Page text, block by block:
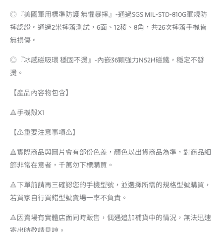
◎『美國軍用標準防護 無懼暴摔』-通過SGS MIL-STD-810G軍規防
摔認證。通過2米摔落測試，6面、12稜、8角，共26次摔落手機皆
無損傷。
◎『冰感磁吸環 穩固不燙』-內嵌36顆強力N52H磁鐵，穩定不發
燙。
【產品內容物包含】
🔺手機殼X1
【⚠️重要注意事項⚠️】
🔺實際商品與圖片會有部份色差，顏色以出貨商品為準，對商品細
節非常在意者，千萬勿下標購買。
🔺下單前請再三確認您的手機型號，並選擇所需的規格型號購買，
若買家自行買錯型號賣場一率不負責。
🔺因賣場有實體店面同時販售，偶遇追加補貨中的情況，無法迅速